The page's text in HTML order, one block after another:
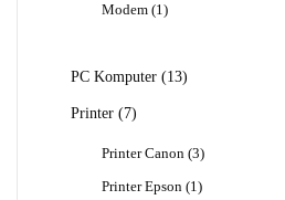
Modem 11
PC Komputer 1313
Printer
77
Printer Canon 33
Printer Epson 11